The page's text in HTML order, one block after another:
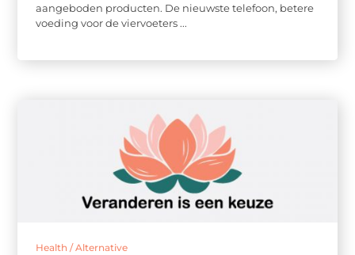
aangeboden producten. De nieuwste telefoon, betere
voeding voor de viervoeters ...
Health / Alternative